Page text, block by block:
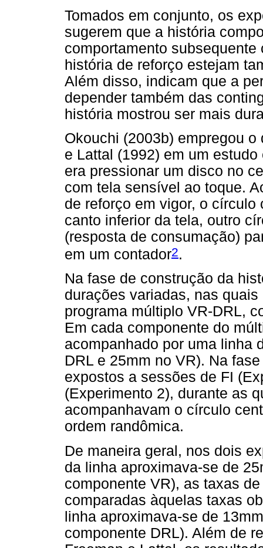
Tomados em conjunto, os
sugerem que a história
comportamento
história de reforço estejam
Além disso, indicam que a
depender também das
história mostrou ser mais
Okouchi (2003b) empregou
e Lattal (1992) em um
era pressionar um disco no
com tela sensível ao toque.
de reforço em vigor, o
canto inferior da tela, outro
(resposta de consumação)
em um contador2.
Na fase de construção da
durações variadas, nas
programa múltiplo VR-DRL,
Em cada componente do
acompanhado por uma linha
DRL e 25mm no VR). Na
expostos a sessões de FI
(Experimento 2), durante as
acompanhavam o círculo
ordem randômica.
De maneira geral, nos dois
da linha aproximava-se de
componente VR), as taxas
comparadas àquelas taxas
linha aproximava-se de
componente DRL). Além de